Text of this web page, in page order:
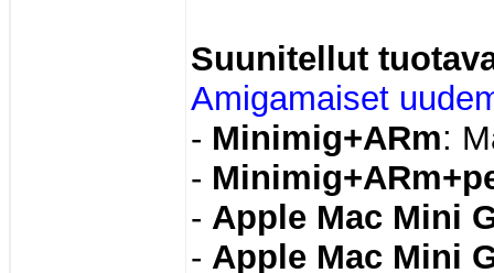
Suunitellut
Amigamaiset
- Minimig+ARm:
-
- Apple Mac Mini
- Apple Mac Mini